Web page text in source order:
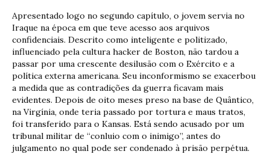
Apresentado logo no segundo capítulo, o jovem servia no
Iraque na época em que teve acesso aos arquivos
confidenciais. Descrito como inteligente e politizado,
influenciado pela cultura hacker de Boston, não tardou a
passar por uma crescente desilusão com o Exército e a
política externa americana. Seu inconformismo se exacerbou
a medida que as contradições da guerra ficavam mais
evidentes. Depois de oito meses preso na base de Quântico,
na Virgínia, onde teria passado por tortura e maus tratos,
foi transferido para o Kansas. Está sendo acusado por um
tribunal militar de “conluio com o inimigo”, antes do
julgamento no qual pode ser condenado à prisão perpétua.